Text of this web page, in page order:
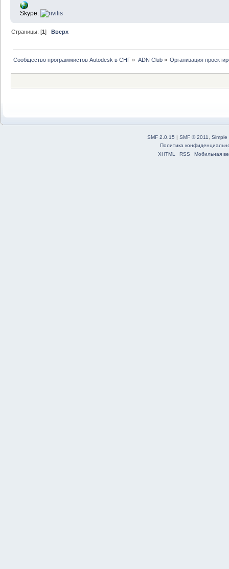
Skype:
Страницы: [1] Вверх
Сообщество программистов Autodesk в СНГ » ADN Club» Организация
SMF 2.0.15 | SMF © 2011
Simple
Политика
XHTML
RSS Мобильная